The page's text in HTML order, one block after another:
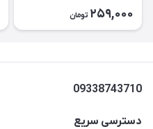
259,000 تومان
09338743710
دسترسی سریع